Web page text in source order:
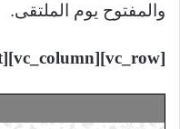
والمفتوح يوم الملتقى.
[vc_row][vc_column][vc_column_text]